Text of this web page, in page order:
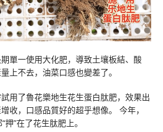
單一使用大化肥，導致土壤板結、酸
上不去，油菜口感也變差了。
用了魯花樂地生花生蛋白肽肥，效果出
收，口感品質好的超乎想像。 今年，
”在了花生肽肥上。